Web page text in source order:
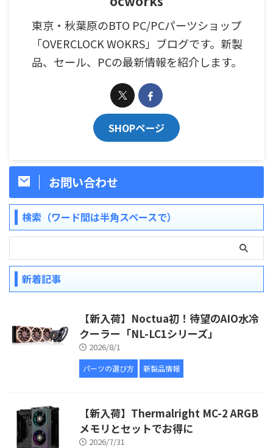
東京・秋葉原のBTO PC/PCパーツショップ
「OVERCLOCK WOKRS」ブログです。新製
品、セール、PCの最新情報を紹介します。
SHOPページ
お問い合わせ
検索（ワード間は半角スペースで）
新着記事
【新入荷】Noctua初！待望のAIO水冷
クーラー「NL-LC1シリーズ」
2026/8/1
パーツの選び方 新製品情報
【新入荷】Thermalright MC-2 ARGB
メモリとセットでお得に
2026/7/31